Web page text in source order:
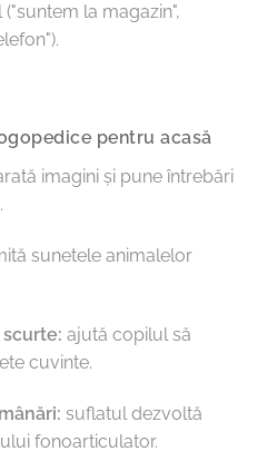
la magazin",
pentru acasă
imagini și pune întrebări
sunetele animalelor
ajută copilul să
cuvinte.
suflatul dezvoltă
fonoarticulator.